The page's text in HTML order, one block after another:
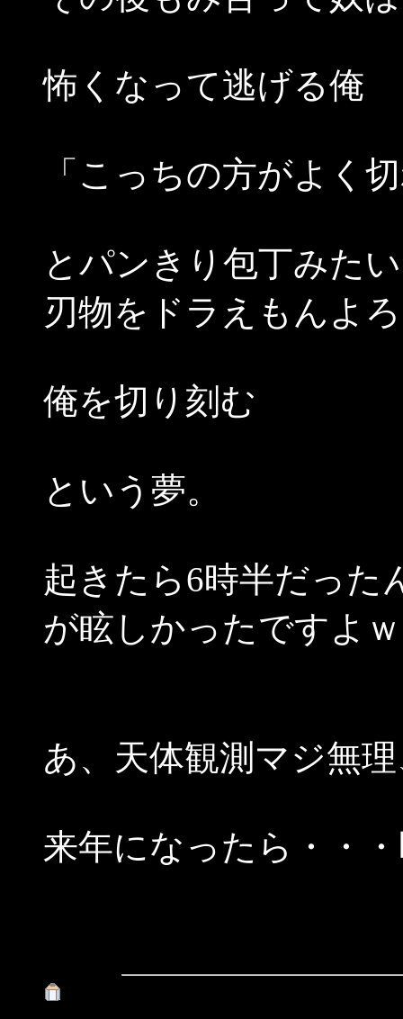
怖くなって逃げる俺
「こっちの方がよく
とパンきり包丁みた
刃物をドラえもんよ
俺を切り刻む
という夢。
起きたら6時半だった
が眩しかったですよｗ
あ、天体観測マジ無
来年になったら・・